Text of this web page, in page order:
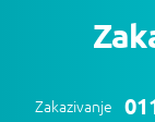
Zakazivanje